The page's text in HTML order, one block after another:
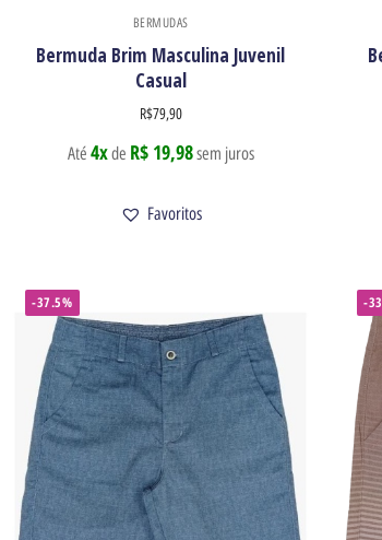
BERMUDAS
Bermuda Brim Masculina Juvenil
Casual
R$79,90
Até 4xde R$ 19,98sem juros
Favoritos
-37.5% -